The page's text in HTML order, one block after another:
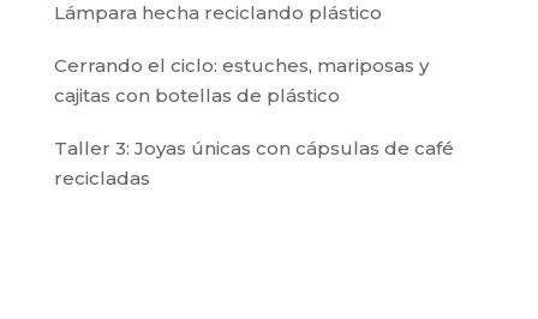
Lámpara hecha reciclando plástico
Cerrando el ciclo: estuches, mariposas y
cajitas con botellas de plástico
Taller 3: Joyas únicas con cápsulas de café
recicladas